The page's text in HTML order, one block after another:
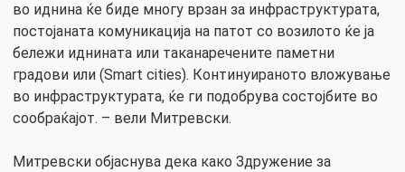
во иднина ќе биде многу врзан за инфраструктурата,
постојаната комуникација на патот со возилото ќе ја
бележи иднината или таканаречените паметни
градови или (Smart cities). Континуираното вложување
во инфраструктурата, ќе ги подобрува состојбите во
сообраќајот. – вели Митревски.
Митревски објаснува дека како Здружение за